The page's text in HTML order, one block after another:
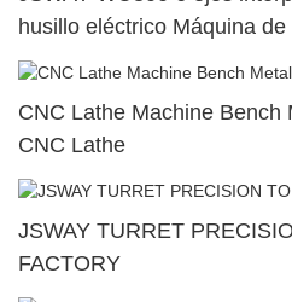
husillo eléctrico Máquina
superior dual85
CNC Lathe Machine Bench
CNC Lathe
JSWAY TURRET
FACTORY